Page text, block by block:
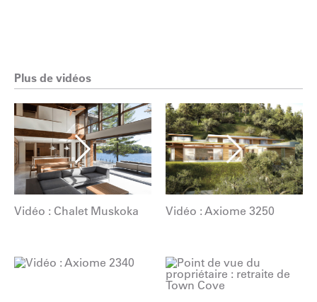
Plus de vidéos
Vidéo : Chalet Muskoka Vidéo : Axiome 3250